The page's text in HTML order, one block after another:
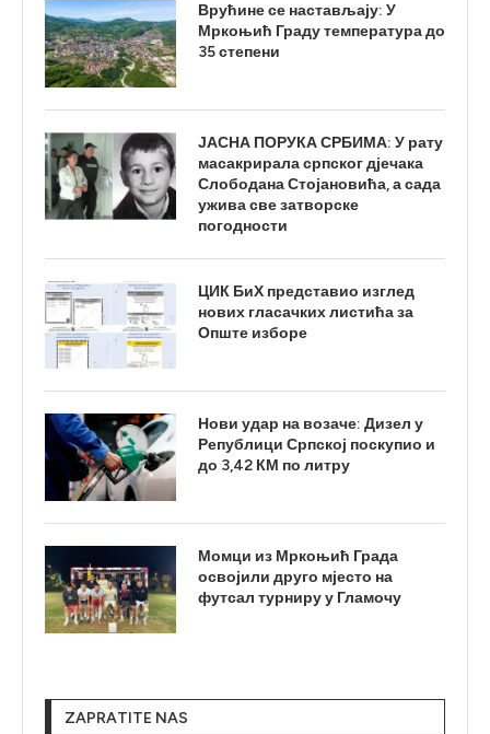
Врућине се настављају: У
Мркоњић Граду температура до
35 степени
ЈАСНА ПОРУКА СРБИМА: У рату
масакрирала српског дјечака
Слободана Стојановића, а сада
ужива све затворске
погодности
ЦИК БиХ представио изглед
нових гласачких листића за
Опште изборе
Нови удар на возаче: Дизел у
Републици Српској поскупио и
до 3,42 КМ по литру
Момци из Мркоњић Града
освојили друго мјесто на
футсал турниру у Гламочу
ZAPRATITE NAS